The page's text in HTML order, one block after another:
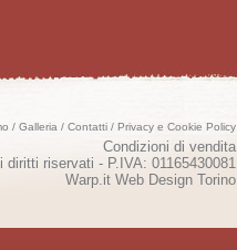
/ Galleria / Contatti / Privacy e Cookie Policy
Condizioni di vendita
riservati - P.IVA: 01165430081
Warp.it Web Design Torino